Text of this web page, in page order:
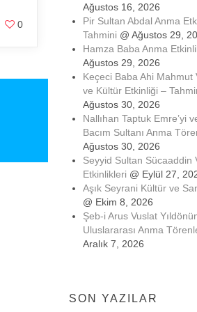
0
Ağustos 16, 2026
Pir Sultan Abdal Anma
Tahmini @ Ağustos 29,
Hamza Baba Anma
Ağustos 29, 2026
Keçeci Baba Ahi Mahmut
ve Kültür Etkinliği –
Ağustos 30, 2026
Nallıhan Taptuk Emre’yi
Bacım Sultanı Anma
Ağustos 30, 2026
Seyyid Sultan Sücaaddin
Etkinlikleri @ Eylül 27,
Aşık Seyrani Kültür ve
@ Ekim 8, 2026
Şeb-i Arus Vuslat
Uluslararası Anma
Aralık 7, 2026
SON YAZILAR